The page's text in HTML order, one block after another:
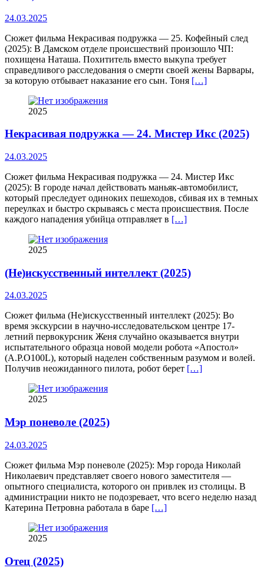
24.03.2025
Сюжет фильма Некрасивая подружка — 25. Кофейный след
(2025): В Дамском отделе происшествий произошло ЧП:
похищена Наташа. Похититель вместо выкупа требует
справедливого расследования о смерти своей жены Варвары,
за которую отбывает наказание его сын. Тоня […]
2025
Некрасивая подружка — 24. Мистер Икс (2025)
24.03.2025
Сюжет фильма Некрасивая подружка — 24. Мистер Икс
(2025): В городе начал действовать маньяк-автомобилист,
который преследует одиноких пешеходов, сбивая их в темных
переулках и быстро скрываясь с места происшествия. После
каждого нападения убийца отправляет в […]
2025
(Не)искусственный интеллект (2025)
24.03.2025
Сюжет фильма (Не)искусственный интеллект (2025): Во
время экскурсии в научно-исследовательском центре 17-
летний первокурсник Женя случайно оказывается внутри
испытательного образца новой модели робота «Апостол»
(A.P.O100L), который наделен собственным разумом и волей.
Получив неожиданного пилота, робот берет […]
2025
Мэр поневоле (2025)
24.03.2025
Сюжет фильма Мэр поневоле (2025): Мэр города Николай
Николаевич представляет своего нового заместителя —
опытного специалиста, которого он привлек из столицы. В
администрации никто не подозревает, что всего неделю назад
Катерина Петровна работала в баре […]
2025
Отец (2025)